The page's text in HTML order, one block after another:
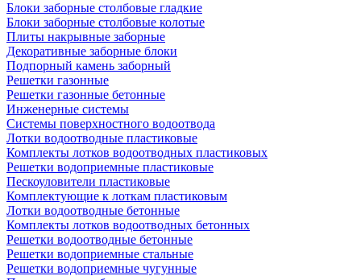
Блоки заборные столбовые гладкие
Блоки заборные столбовые колотые
Плиты накрывные заборные
Декоративные заборные блоки
Подпорный камень заборный
Решетки газонные
Решетки газонные бетонные
Инженерные системы
Системы поверхностного водоотвода
Лотки водоотводные пластиковые
Комплекты лотков водоотводных пластиковых
Решетки водоприемные пластиковые
Пескоуловители пластиковые
Комплектующие к лоткам пластиковым
Лотки водоотводные бетонные
Комплекты лотков водоотводных бетонных
Решетки водоотводные бетонные
Решетки водоприемные стальные
Решетки водоприемные чугунные